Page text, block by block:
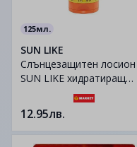
125мл.
SUN LIKE
Слънцeзащитен лосион
SUN LIKE хидратиращ
SPF50 125 мл.
12.95лв.